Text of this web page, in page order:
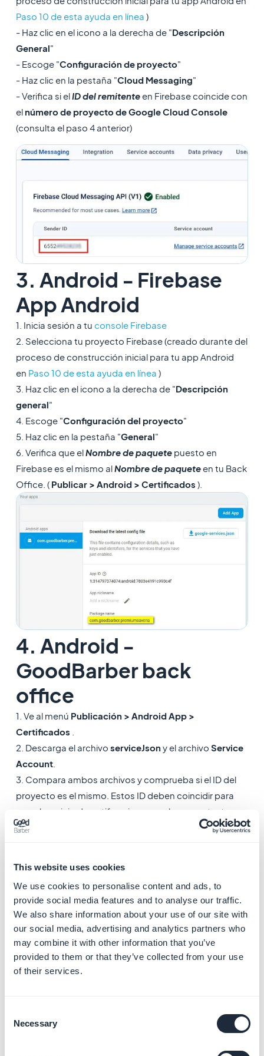
This website uses cookies
We use cookies to personalise content and ads, to
provide social media features and to analyse our traffic.
We also share information about your use of our site with
our social media, advertising and analytics partners who
may combine it with other information that you’ve
provided to them or that they’ve collected from your use
of their services.
Selection
Necessary
Paso 10 de esta ayuda en línea )
- Haz clic en el icono a la derecha de "Descripción
General"
- Escoge "Configuración de proyecto"
- Haz clic en la pestaña "Cloud Messaging"
- Verifica si elID del remitenteen Firebase coincide con
el número de proyecto de Google Cloud Console
(consulta el paso 4 anterior)
3. Android - Firebase
App Android
1. Inicia sesión a tu console Firebase
2. Selecciona tu proyecto Firebase (creado durante del
proceso de construcción inicial para tu app Android
en Paso 10 de esta ayuda en línea )
3. Haz clic en el icono a la derecha de "Descripción
general"
4. Escoge "Configuración del proyecto"
5. Haz clic en la pestaña "General"
6. Verifica que elNombre de paquetepuesto en
Firebase es el mismo alNombre de paqueteen tu Back
Office. ( Publicar > Android > Certificados ).
4. Android -
GoodBarber back
office
1. Ve al menú Publicación > Android App >
Certificados
2. Descarga el archivo serviceJsony el archivo Service
Account.
3. Compara ambos archivos y comprueba si el ID del
proyecto es el mismo. Estos ID deben coincidir para
que el servicio de notificaciones push encuentre tu
aplicación.
4. Busca el valor current_key dentro del objeto api_key
del archivo google-services.json (serviceJson) y verifica
que esta clave API sea la misma que la clave API de
Google para las aplicaciones de Android declaradas en
5. Android - Consola de